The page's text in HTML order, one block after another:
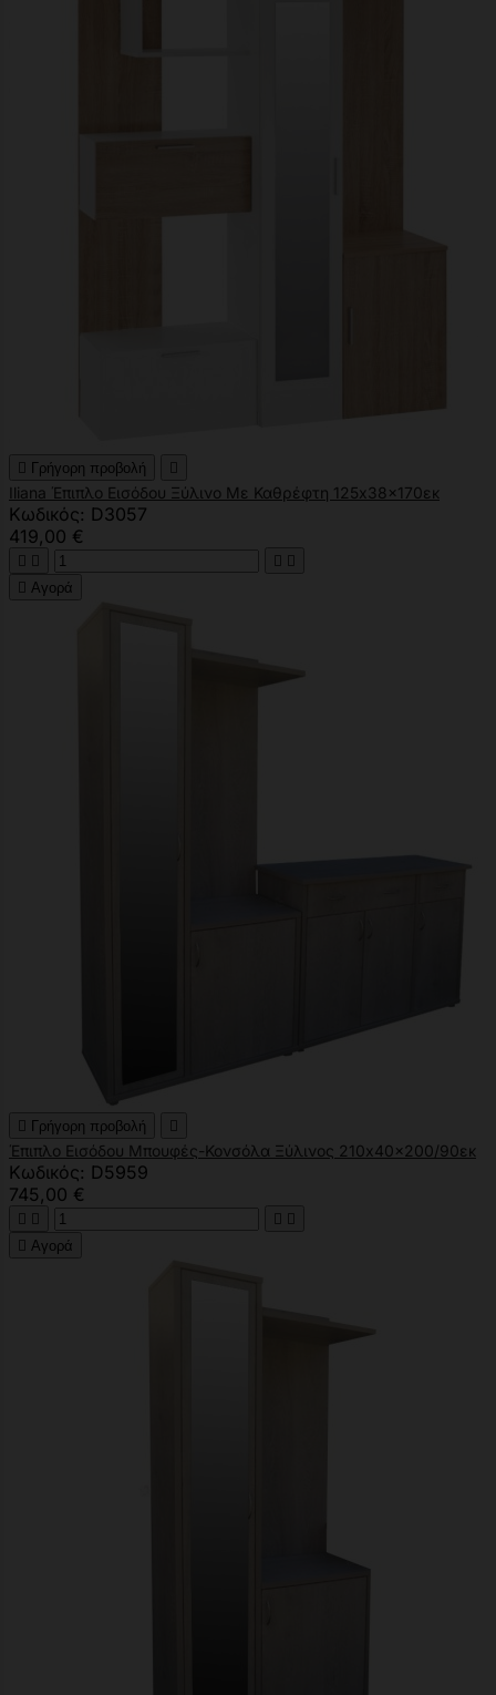
 Γρήγορη προβολή 
Iliana Έπιπλο Εισόδου Ξύλινο Με Καθρέφτη 125x38x170εκ
Κωδικός: D3057
419,00 €
   
 Αγορά
 Γρήγορη προβολή 
Έπιπλο Εισόδου Μπουφές-Κονσόλα Ξύλινος 210x40x200/90εκ
Κωδικός: D5959
745,00 €
   
 Αγορά